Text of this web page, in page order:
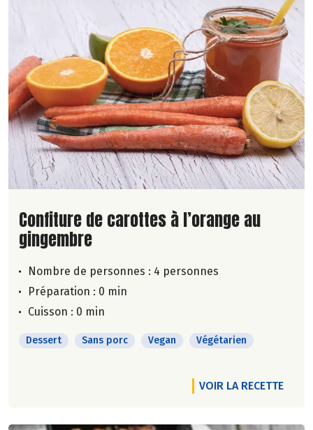
Lire la suite de la recette
Confiture de carottes à l’orange au
gingembre
Nombre de personnes : 4 personnes
Préparation : 0 min
Cuisson : 0 min
Dessert Sans porc Vegan Végétarien
VOIR LA RECETTE